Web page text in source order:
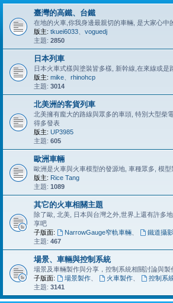
臺灣的高鐵、台鐵
在地的火車,你我身邊最親切的車輛, 是大家心中
版主: tkuei6033
voguedj
主題: 2850
日本列車
日本火車式樣與塗裝皆多樣, 新幹線,在來線或是
版主: mike
rhinohcp
主題: 3014
北美洲的客貨列車
北美擁有龐大的路線與眾多的車頭, 特別大型柴
得多發表
版主: UP3985
主題: 605
歐洲車輛
歐洲是火車與火車模型的發源地, 車種眾多, 模
版主: Rice Tang
主題: 1089
其它的火車相關主題
除了歐, 北美, 日本與台灣之外,世界上還有許多
享吧
子版面:
NarrowGauge窄軌車輛、
鐵道攝影
主題: 467
場景、車輛與控制系統
場景及車輛製作與分享，控制系統相關討論與製
子版面:
場景製作、 火車製作、 控制系
主題: 3141